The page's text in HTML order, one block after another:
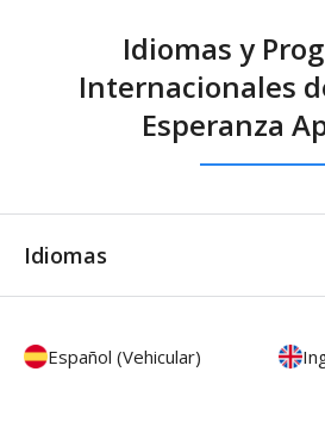
Idiomas y
Internacionales
Esperanza
Idiomas
Español (Vehicular)